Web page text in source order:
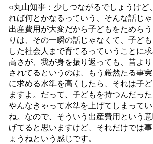
○丸山知事：少しつながるでしょうけど
れば何とかなるっていう、そんな話じゃ
出産費用が大変だから子どもをためら
りは、その一瞬の話じゃなくて、子ど
した社会人まで育てるっていうことに
高さが、我が身を振り返っても、昔よ
されてるというのは、もう厳然たる事
に求める水準を高くしたら、それは子
ますよ。だって、子どもを持つんだっ
やんなきゃって水準を上げてしまって
ね。なので、そういう出産費用という
げてると思いますけど、それだけでは
ょうねという感じです。